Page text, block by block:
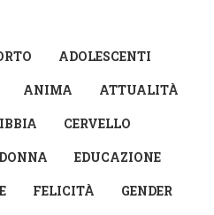
ADOLESCENTI
ANIMA
ATTUALITÀ
CERVELLO
DONNA
EDUCAZIONE
FELICITÀ
GENDER